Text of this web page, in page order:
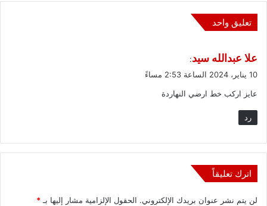
تعليق واحد
ي
ق
ل
علا عبدالله سيد:
10 يناير، 2024 الساعة 2:53 مساءً
عايز اركب خط ارضي النهاردة
رد
اترك تعليقاً
لن يتم نشر عنوان بريدك الإلكتروني. الحقول الإلزامية مشار إليها بـ*